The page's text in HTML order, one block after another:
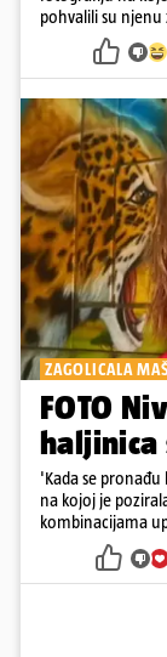
pohvalili su
ZAGOLICALA
FOTO
'Kada se pronađu
na kojoj je
kombinacijama